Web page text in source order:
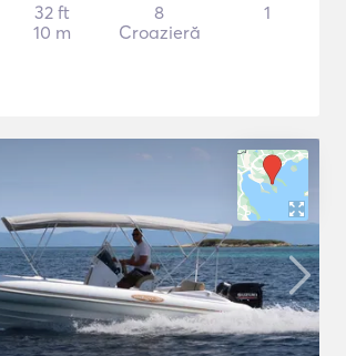
32 ft
10 m
8
Croazieră
1